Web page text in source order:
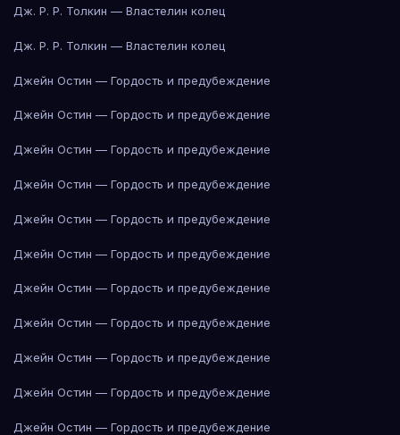
Дж. Р. Р. Толкин — Властелин колец
Дж. Р. Р. Толкин — Властелин колец
Джейн Остин — Гордость и предубеждение
Джейн Остин — Гордость и предубеждение
Джейн Остин — Гордость и предубеждение
Джейн Остин — Гордость и предубеждение
Джейн Остин — Гордость и предубеждение
Джейн Остин — Гордость и предубеждение
Джейн Остин — Гордость и предубеждение
Джейн Остин — Гордость и предубеждение
Джейн Остин — Гордость и предубеждение
Джейн Остин — Гордость и предубеждение
Джейн Остин — Гордость и предубеждение